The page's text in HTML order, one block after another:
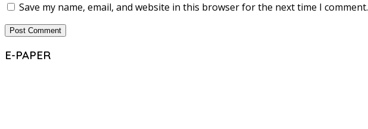
Save my name, email, and website in this browser for the next time I comment.
E-PAPER